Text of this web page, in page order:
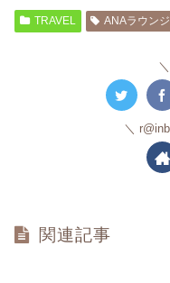
TRAVEL ANAラウンジ
関連記事